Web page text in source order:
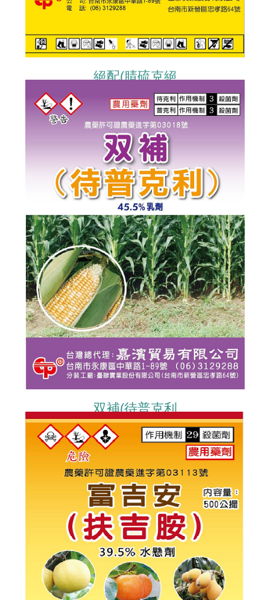
絕配(腈硫克絕
DITHIANON+CYMOXANIL)
双補(待普克利